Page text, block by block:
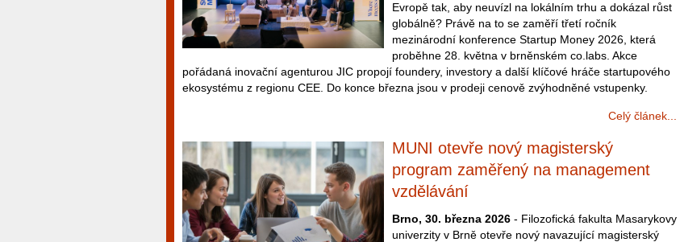
Evropě tak, aby neuvízl na lokálním trhu a dokázal růst
globálně? Právě na to se zaměří třetí ročník
mezinárodní konference Startup Money 2026, která
proběhne 28. května v brněnském co.labs. Akce
pořádaná inovační agenturou JIC propojí foundery, investory a další klíčové hráče startupového
ekosystému z regionu CEE. Do konce března jsou v prodeji cenově zvýhodněné vstupenky.
Celý článek...
MUNI otevře nový magisterský
program zaměřený na management
vzdělávání
Brno, 30. března 2026 - Filozofická fakulta Masarykovy
univerzity v Brně otevře nový navazující magisterský